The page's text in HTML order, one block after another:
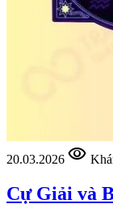
20.03.2026 visibility
Cự Giải và